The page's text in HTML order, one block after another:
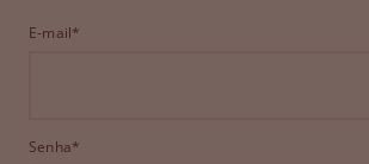
E-mail*
Senha*